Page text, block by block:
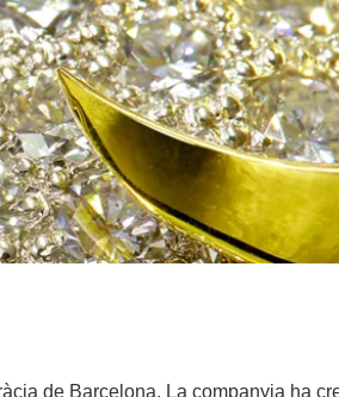
de Barcelona. La companyia ha